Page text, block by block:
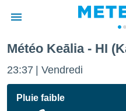
de
Météo Keālia - HI
23:37 Vendredi
Pluie faible